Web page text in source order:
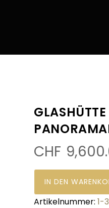
CHF
IN DEN
Artikelnummer:1-